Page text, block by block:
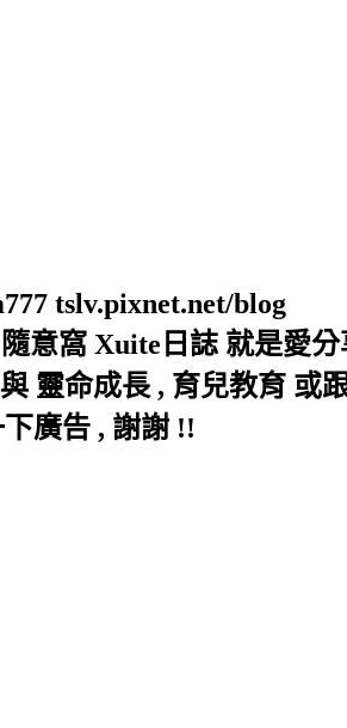
tslv.pixnet.net/blog
意窩 Xuite日誌 就是愛
靈命成長 , 育兒教育 或
廣告 , 謝謝 !!